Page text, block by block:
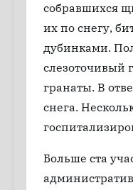
собравшихся
их по снегу,
дубинками.
слезоточивый
гранаты. В
снега.
Больше ста